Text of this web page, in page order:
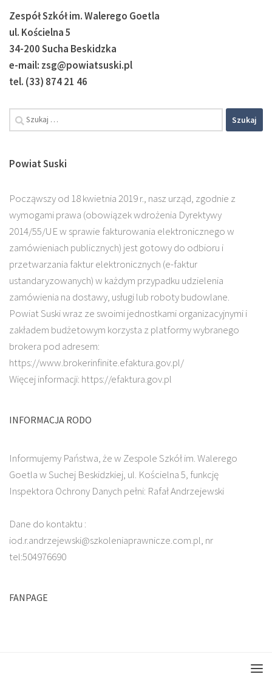
Zespół Szkół im. Walerego Goetla
ul. Kościelna 5
34-200 Sucha Beskidzka
e-mail: zsg@powiatsuski.pl
tel. (33) 874 21 46
Powiat Suski
Począwszy od 18 kwietnia 2019 r., nasz urząd, zgodnie z
wymogami prawa (obowiązek wdrożenia Dyrektywy
2014/55/UE w sprawie fakturowania elektronicznego w
zamówieniach publicznych) jest gotowy do odbioru i
przetwarzania faktur elektronicznych (e-faktur
ustandaryzowanych) w każdym przypadku udzielenia
zamówienia na dostawy, usługi lub roboty budowlane.
Powiat Suski wraz ze swoimi jednostkami organizacyjnymi i
zakładem budżetowym korzysta z platformy wybranego
brokera pod adresem:
https://www.brokerinfinite.efaktura.gov.pl/
Więcej informacji: https://efaktura.gov.pl
INFORMACJA RODO
Informujemy Państwa, że w Zespole Szkół im. Walerego
Goetla w Suchej Beskidzkiej, ul. Kościelna 5, funkcję
Inspektora Ochrony Danych pełni: Rafał Andrzejewski
Dane do kontaktu :
iod.r.andrzejewski@szkoleniaprawnicze.com.pl, nr
tel:504976690
FANPAGE